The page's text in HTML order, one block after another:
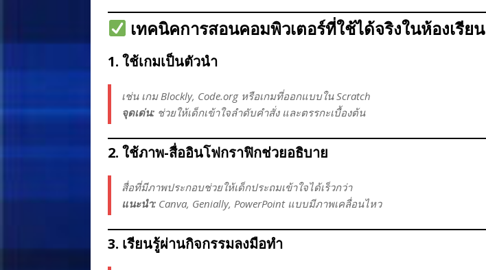
เทคนิคการสอนคอมพิวเตอร์ที่ใช้ได้จริงในห้องเรียน
1. ใช้เกมเป็นตัวนำ
เช่น เกม Blockly, Code.org หรือเกมที่ออกแบบใน Scratch
จุดเด่น: ช่วยให้เด็กเข้าใจลำดับคำสั่ง และตรรกะเบื้องต้น
2. ใช้ภาพ-สื่ออินโฟกราฟิกช่วยอธิบาย
สื่อที่มีภาพประกอบช่วยให้เด็กประถมเข้าใจได้เร็วกว่า
แนะนำ: Canva, Genially, PowerPoint แบบมีภาพเคลื่อนไหว
3. เรียนรู้ผ่านกิจกรรมลงมือทำ